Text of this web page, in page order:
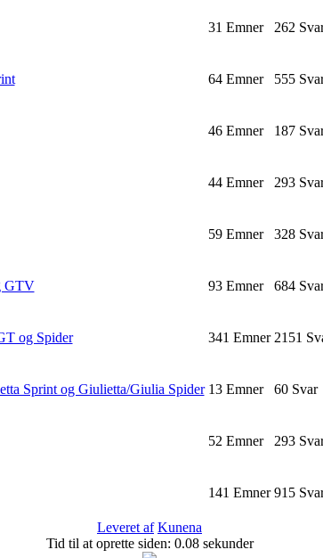
31 Emner 262
64 Emner 555
46 Emner 187
44 Emner 293
59 Emner 328
GTV 93 Emner 684
og Spider 341 Emner 2151
Sprint og Giulietta/Giulia Spider 13 Emner 60 Svar
52 Emner 293
141 Emner 915
Leveret af Kunena
Tid til at oprette siden: 0.08 sekunder